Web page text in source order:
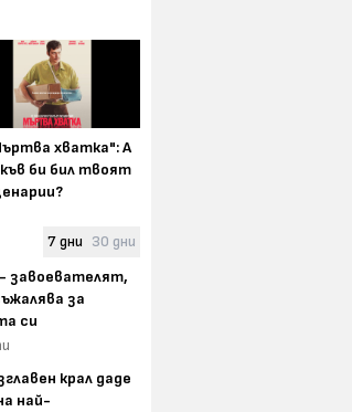
хватка": А
би бил твоят
7 дни 30 дни
завоевателят,
за
си
крал даде
най-